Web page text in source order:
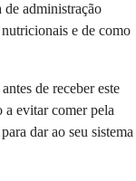
de administração
e de como
de receber este
a evitar comer pela
dar ao seu sistema